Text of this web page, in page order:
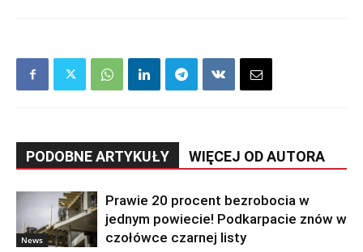
PODOBNE ARTYKUŁY WIĘCEJ OD AUTORA
News
Prawie 20 procent bezrobocia w
jednym powiecie! Podkarpacie znów w
czołówce czarnej listy